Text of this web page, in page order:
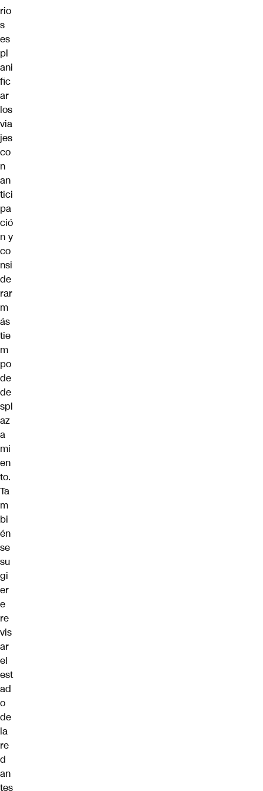
rio
s
es
pl
ani
fic
ar
los
via
jes
co
n
an
tici
pa
ció
n y
co
nsi
de
rar
m
ás
tie
m
po
de
de
spl
az
a
mi
en
to.
Ta
m
bi
én
se
su
gi
er
e
re
vis
ar
el
est
ad
o
de
la
re
d
an
tes